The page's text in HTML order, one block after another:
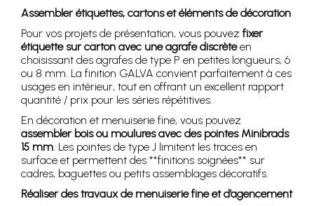
Assembler étiquettes, cartons et éléments de décoration
Pour vos projets de présentation, vous pouvez fixer
étiquette sur carton avec une agrafe discrèteen
choisissant des agrafes de type P en petites longueurs, 6
ou 8 mm. La finition GALVA convient parfaitement à ces
usages en intérieur, tout en offrant un excellent rapport
quantité / prix pour les séries répétitives.
En décoration et menuiserie fine, vous pouvez
assembler bois ou moulures avec des pointes Minibrads
15 mm . Les pointes de type J limitent les traces en
surface et permettent des **finitions soignées** sur
cadres, baguettes ou petits assemblages décoratifs.
Réaliser des travaux de menuiserie fine et d’agencement